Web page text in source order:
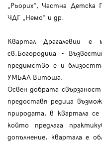
„Рьорих", Частна Детска
ЧДГ „Немо” и др.
Квартал Драгалевци е
св.Богородица -
предимство е и
УМБАЛ Витоша.
Освен добрата
предоставя редица
природата, в квартала
който предлага
допълнение, квартала е